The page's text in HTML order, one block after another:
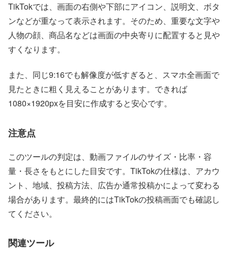
TikTokでは、画面の右側や下部にアイコン、説明文、ボタ
ンなどが重なって表示されます。そのため、重要な文字や
人物の顔、商品名などは画面の中央寄りに配置すると見や
すくなります。
また、同じ9:16でも解像度が低すぎると、スマホ全画面で
見たときに粗く見えることがあります。できれば
1080×1920pxを目安に作成すると安心です。
注意点
このツールの判定は、動画ファイルのサイズ・比率・容
量・長さをもとにした目安です。TikTokの仕様は、アカウ
ント、地域、投稿方法、広告か通常投稿かによって変わる
場合があります。最終的にはTikTokの投稿画面でも確認し
てください。
関連ツール